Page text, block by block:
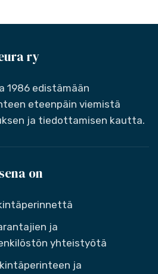
ry
1986 edistämään
eteenpäin viemistä
ja tiedottamisen kautta.
on
ja
yhteistyötä
ja